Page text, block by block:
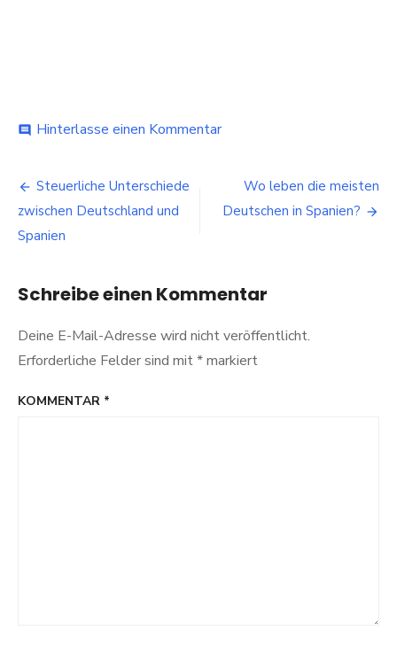
comment Hinterlasse einen Kommentarbei
Land:
Seniorenurlaub
in
Niederlanden
Beitragsnavigation
Steuerliche Unterschiede
zwischen Deutschland und
Spanien
Wo leben die meisten
Deutschen in Spanien?
Schreibe einen Kommentar
Deine E-Mail-Adresse wird nicht veröffentlicht.
Erforderliche Felder sind mit*markiert
KOMMENTAR *